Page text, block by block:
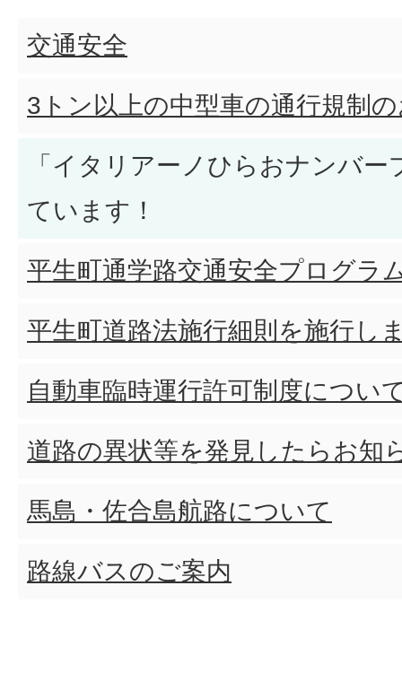
交通安全
3トン以上の中型車の通行規制
「イタリアーノひらおナンバ
ています！
平生町通学路交通安全プログラ
平生町道路法施行細則を施行し
自動車臨時運行許可制度につい
道路の異状等を発見したらお知
馬島・佐合島航路について
路線バスのご案内